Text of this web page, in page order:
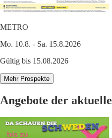
METRO
Mo. 10.8. - Sa. 15.8.2026
Gültig bis 15.08.2026
Mehr Prospekte
Angebote der